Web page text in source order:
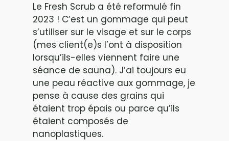
Le Fresh Scrub a été reformulé fin
2023 ! C’est un gommage qui peut
s’utiliser sur le visage et sur le corps
(mes client(e)s l’ont à disposition
lorsqu’ils-elles viennent faire une
séance de sauna). J’ai toujours eu
une peau réactive aux gommage, je
pense à cause des grains qui
étaient trop épais ou parce qu’ils
étaient composés de
nanoplastiques.